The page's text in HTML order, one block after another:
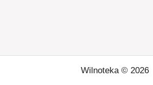
Wilnoteka © 2026